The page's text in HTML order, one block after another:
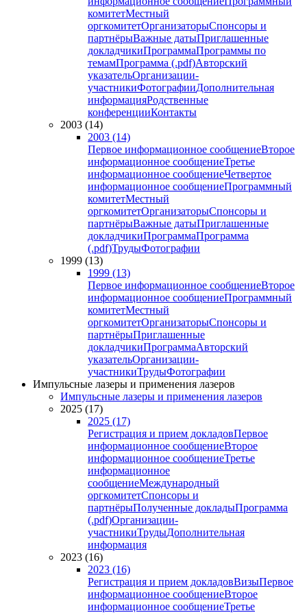
комитетМестный
оргкомитетОрганизаторыСпонсоры и
партнёрыВажные датыПриглашенные
докладчикиПрограммаПрограммы по
темамПрограмма (.pdf)Авторский
указательОрганизации-
участникиФотографииДополнительная
информацияРодственные
конференцииКонтакты
2003 (14)
2003 (14)
Первое информационное сообщениеВторое
информационное сообщениеТретье
информационное сообщениеЧетвертое
информационное сообщениеПрограммный
комитетМестный
оргкомитетОрганизаторыСпонсоры и
партнёрыВажные датыПриглашенные
докладчикиПрограммаПрограмма
(.pdf)ТрудыФотографии
1999 (13)
1999 (13)
Первое информационное сообщениеВторое
информационное сообщениеПрограммный
комитетМестный
оргкомитетОрганизаторыСпонсоры и
партнёрыПриглашенные
докладчикиПрограммаАвторский
указательОрганизации-
участникиТрудыФотографии
Импульсные лазеры и применения лазеров
Импульсные лазеры и применения лазеров
2025 (17)
2025 (17)
Регистрация и прием докладовПервое
информационное сообщениеВторое
информационное сообщениеТретье
информационное
сообщениеМеждународный
оргкомитетСпонсоры и
партнёрыПолученные докладыПрограмма
(.pdf)Организации-
участникиТрудыДополнительная
информация
2023 (16)
2023 (16)
Регистрация и прием докладовВизыПервое
информационное сообщениеВторое
информационное сообщениеТретье